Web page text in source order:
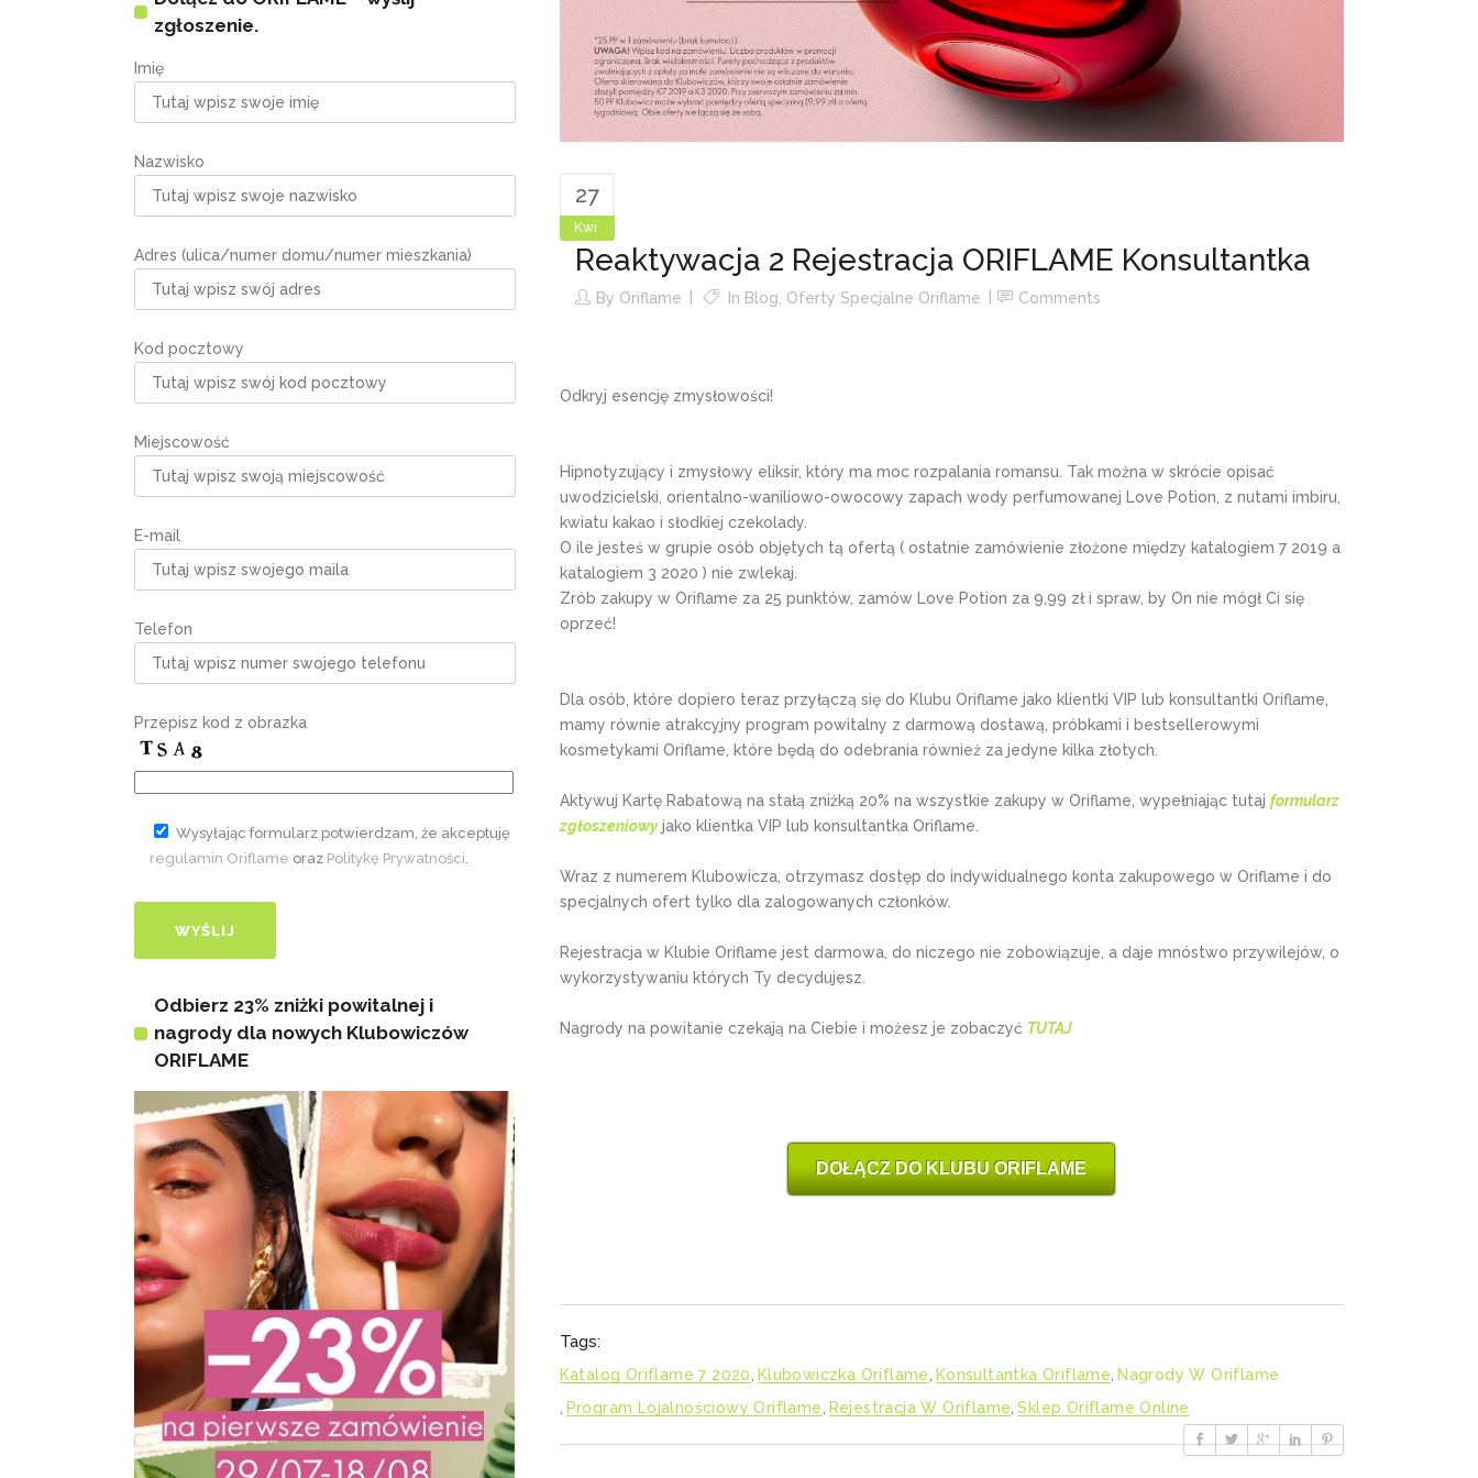
zgłoszenie.
Imię
Nazwisko
Adres (ulica/numer domu/numer mieszkania)
Kod pocztowy
Miejscowość
E-mail
Telefon
Przepisz kod z obrazka
Wysyłając formularz potwierdzam, że akceptuję
regulamin Oriflame oraz Politykę Prywatności.
Odbierz 23% zniżki powitalnej i
nagrody dla nowych Klubowiczów
ORIFLAME
27
Kwi
Reaktywacja 2 Rejestracja ORIFLAME Konsultantka
By Oriflame In Blog Oferty Specjalne Oriflame Comments
Odkryj esencję zmysłowości!
Hipnotyzujący i zmysłowy eliksir, który ma moc rozpalania romansu. Tak można w skrócie opisać
uwodzicielski, orientalno-waniliowo-owocowy zapach wody perfumowanej Love Potion, z nutami imbiru,
kwiatu kakao i słodkiej czekolady.
O ile jesteś w grupie osób objętych tą ofertą ( ostatnie zamówienie złożone między katalogiem 7 2019 a
katalogiem 3 2020 ) nie zwlekaj.
Zrób zakupy w Oriflame za 25 punktów, zamów Love Potion za 9,99 zł i spraw, by On nie mógł Ci się
oprzeć!
Dla osób, które dopiero teraz przyłączą się do Klubu Oriflame jako klientki VIP lub konsultantki Oriflame,
mamy równie atrakcyjny program powitalny z darmową dostawą, próbkami i bestsellerowymi
kosmetykami Oriflame, które będą do odebrania również za jedyne kilka złotych.
Aktywuj Kartę Rabatową na stałą zniżką 20% na wszystkie zakupy w Oriflame, wypełniając tutaj formularz
zgłoszeniowyjako klientka VIP lub konsultantka Oriflame.
Wraz z numerem Klubowicza, otrzymasz dostęp do indywidualnego konta zakupowego w Oriflame i do
specjalnych ofert tylko dla zalogowanych członków.
Rejestracja w Klubie Oriflame jest darmowa, do niczego nie zobowiązuje, a daje mnóstwo przywilejów, o
wykorzystywaniu których Ty decydujesz.
Nagrody na powitanie czekają na Ciebie i możesz je zobaczyć TUTAJ
DOŁĄCZ DO KLUBU ORIFLAME
Tags:
Katalog Oriflame 7 2020 Klubowiczka Oriflame Konsultantka Oriflame Nagrody W Oriflame
Program Lojalnościowy Oriflame Rejestracja W Oriflame Sklep Oriflame Online